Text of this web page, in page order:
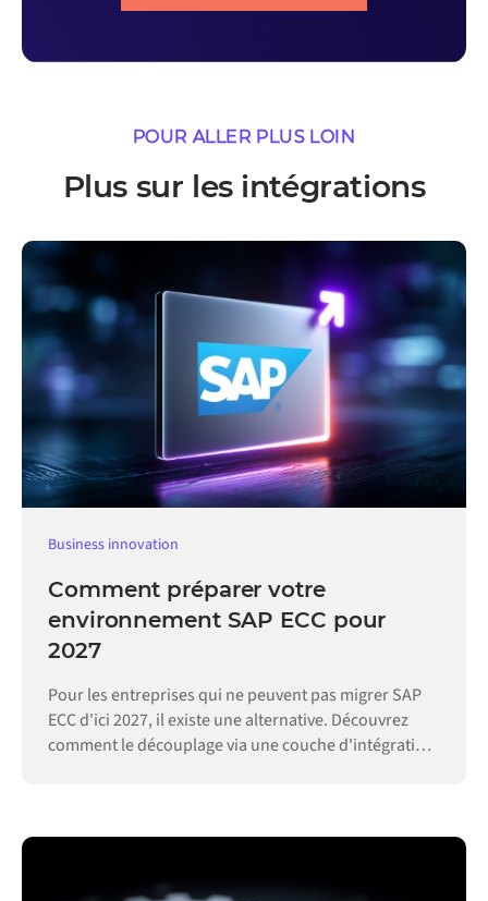
POUR ALLER PLUS LOIN
Plus sur les intégrations
Business innovation
Comment préparer votre
environnement SAP ECC pour
2027
Pour les entreprises qui ne peuvent pas migrer SAP
ECC d'ici 2027, il existe une alternative. Découvrez
comment le découplage via une couche d'intégration